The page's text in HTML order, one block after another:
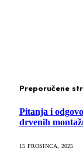
Preporučene
Pitanja i
drvenih
15 PROSINCA, 2025